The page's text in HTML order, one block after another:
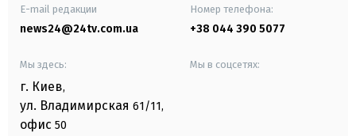
E-mail редакции
news24@24tv.com.ua
Номер телефона:
+38 044 390 5077
Мы здесь:
г. Киев,
ул. Владимирская 61/11,
офис 50
Мы в соцсетях: